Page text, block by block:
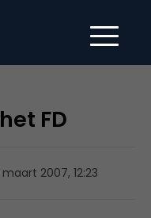
FD
2007, 12:23